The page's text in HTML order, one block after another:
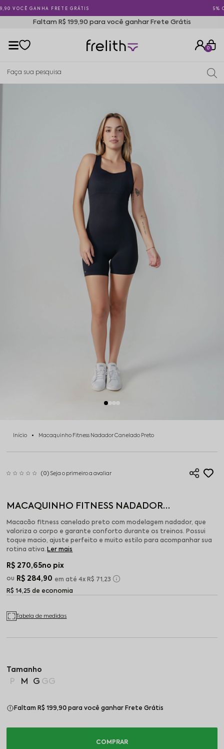
5% OFF PAGANDO NO PIX
Faltam R$ 199,90 para você ganhar Frete Grátis
0
Início Macaquinho Fitness Nadador Canelado Preto
(0) Seja o primeiro a avaliar
MACAQUINHO FITNESS NADADOR
CANELADO PRETO
Macacão fitness canelado preto com modelagem nadador, que
valoriza o corpo e garante conforto durante os treinos. Possui
toque macio, ajuste perfeito e muito estilo para acompanhar sua
rotina ativa. Ler mais
R$ 270,65no pix
R$ 284,90
4x R$ 71,23
R$ 14,25 de economia
Tabela de medidas
P M G GG
Faltam R$ 199,90 para você ganhar Frete Grátis